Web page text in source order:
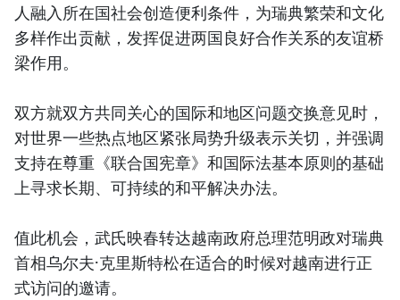
人融入所在国社会创造便利条件，为瑞典繁荣和文化
多样作出贡献，发挥促进两国良好合作关系的友谊桥
梁作用。
双方就双方共同关心的国际和地区问题交换意见时，
对世界一些热点地区紧张局势升级表示关切，并强调
支持在尊重《联合国宪章》和国际法基本原则的基础
上寻求长期、可持续的和平解决办法。
值此机会，武氏映春转达越南政府总理范明政对瑞典
首相乌尔夫·克里斯特松在适合的时候对越南进行正
式访问的邀请。